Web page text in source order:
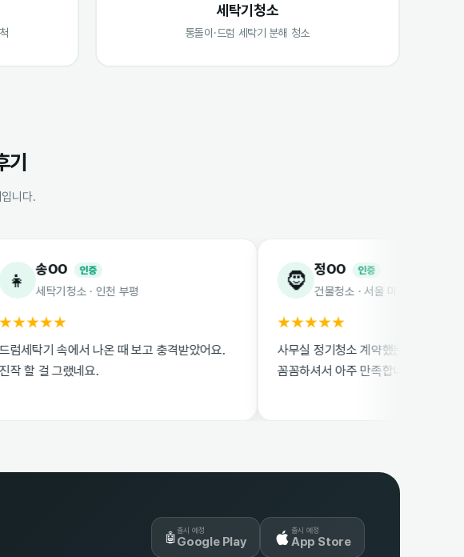
세탁기청소
통돌이·드럼 세탁기 분해 청소
니다.
인증
기청소 · 인천 부평
에서 나온 때 보고 충격받았어요.
랬네요.
정OO 인증
건물청소 · 서울 마포
★★★★★
사무실 정기청소 계약했는데 매니저님들이
꼼꼼하셔서 아주 만족합니다.
🤖출시 예정
Google Play
출시 예정
App Store